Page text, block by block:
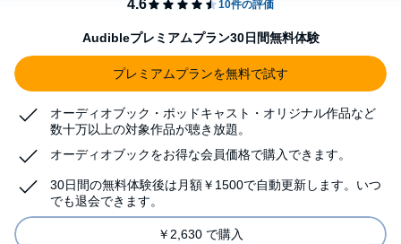
Audibleプレミアムプラン30日間無料体験
プレミアムプランを無料で試す
オーディオブック・ポッドキャスト・オリジナル作品など
数十万以上の対象作品が聴き放題。
オーディオブックをお得な会員価格で購入できます。
30日間の無料体験後は月額￥1500で自動更新します。いつ
でも退会できます。
￥2,630 で購入